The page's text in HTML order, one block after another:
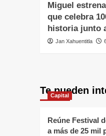
Miguel
que celebra
historia junto
Jan Xahuentitla
Te pueden
Capital
Reúne Festival
a más de 25 mil